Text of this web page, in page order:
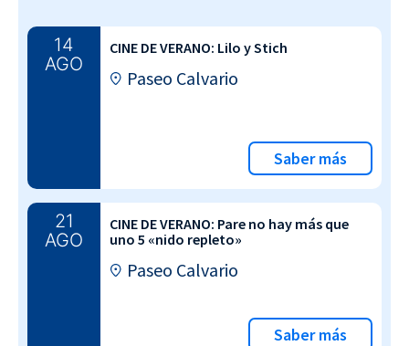
14
AGO
CINE DE VERANO: Lilo y Stich
Paseo Calvario
Saber más
21
AGO
CINE DE VERANO: Pare no hay más que
uno 5 «nido repleto»
Paseo Calvario
Saber más